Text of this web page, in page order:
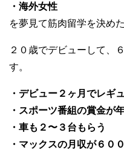
・海外女性
を夢見て筋肉留学を決め
２０歳でデビューして、
す。
・デビュー２ヶ月でレギ
・スポーツ番組の賞金が
・車も２〜３台もらう
・マックスの月収が６０